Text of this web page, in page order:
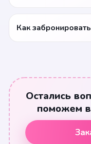
Как
Остались
поможем